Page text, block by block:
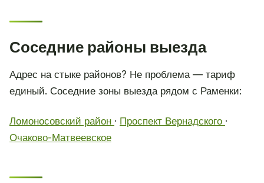
Соседние районы выезда
Адрес на стыке районов? Не проблема — тариф
единый. Соседние зоны выезда рядом с Раменки:
Ломоносовский район · Проспект Вернадского ·
Очаково-Матвеевское